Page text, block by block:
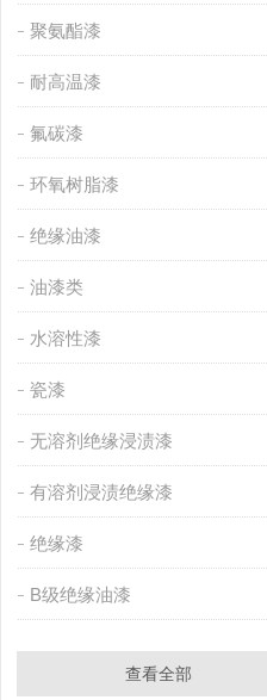
聚氨酯漆
耐高温漆
氟碳漆
环氧树脂漆
绝缘油漆
油漆类
水溶性漆
瓷漆
无溶剂绝缘浸渍漆
有溶剂浸渍绝缘漆
绝缘漆
B级绝缘油漆
查看全部